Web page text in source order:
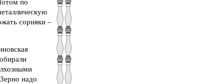
по
сорняки –
надо